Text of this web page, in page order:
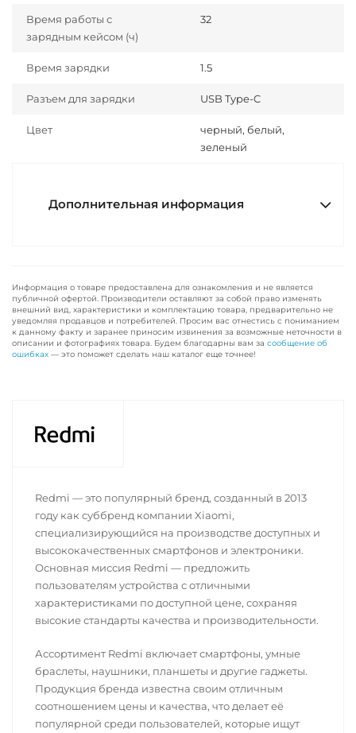
Время работы с
зарядным кейсом (ч)
32
Время зарядки 1.5
Разъем для зарядки USB Type-C
Цвет
черный, белый,
зеленый
Дополнительная информация
Информация о товаре предоставлена для ознакомления и не является
публичной офертой. Производители оставляют за собой право изменять
внешний вид, характеристики и комплектацию товара, предварительно не
уведомляя продавцов и потребителей. Просим вас отнестись с пониманием
к данному факту и заранее приносим извинения за возможные неточности в
описании и фотографиях товара. Будем благодарны вам за сообщение об
ошибках — это поможет сделать наш каталог еще точнее!
Redmi — это популярный бренд, созданный в 2013
году как суббренд компании Xiaomi,
специализирующийся на производстве доступных и
высококачественных смартфонов и электроники.
Основная миссия Redmi — предложить
пользователям устройства с отличными
характеристиками по доступной цене, сохраняя
высокие стандарты качества и производительности.
Ассортимент Redmi включает смартфоны, умные
браслеты, наушники, планшеты и другие гаджеты.
Продукция бренда известна своим отличным
соотношением цены и качества, что делает её
популярной среди пользователей, которые ищут